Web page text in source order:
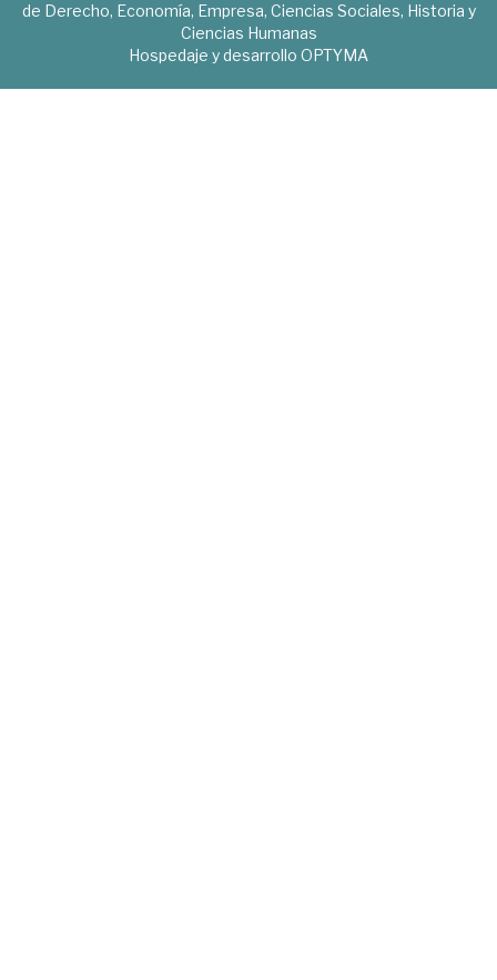
de Derecho, Economía, Empresa, Ciencias Sociales, Historia y
Ciencias Humanas
Hospedaje y desarrollo OPTYMA